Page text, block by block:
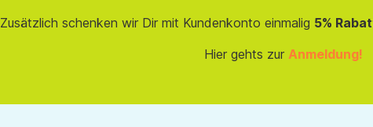
Zusätzlich schenken wir Dir mit Kundenkonto einmalig 5%
Hier gehts zur Anmeldung!